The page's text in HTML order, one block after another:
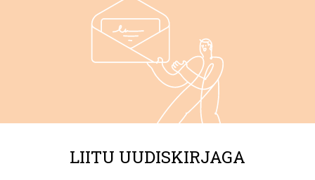
LIITU UUDISKIRJAGA